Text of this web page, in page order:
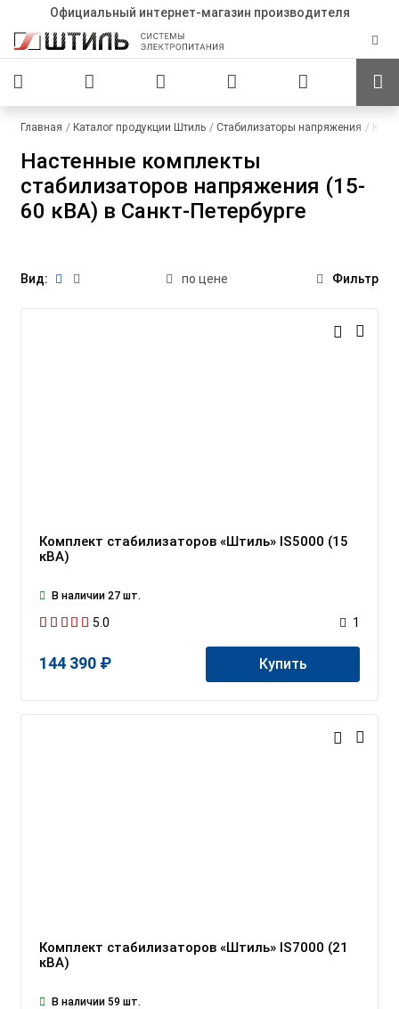
Официальный интернет-магазин производителя
Главная Каталог продукции Штиль Стабилизаторы напряжения
Настенные комплекты
стабилизаторов напряжения (15-
60 кВА) в Санкт-Петербурге
Вид: по цене Фильтр
Комплект стабилизаторов «Штиль» IS5000 (15
кВА)
В наличии 27 шт.
5.0 1
144 390 ₽ Купить
Комплект стабилизаторов «Штиль» IS7000 (21
кВА)
В наличии 59 шт.